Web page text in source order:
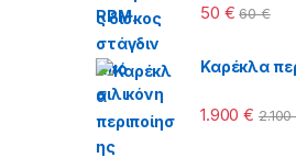
50 € 60€
Καρέκλα
1.900€ 2.100